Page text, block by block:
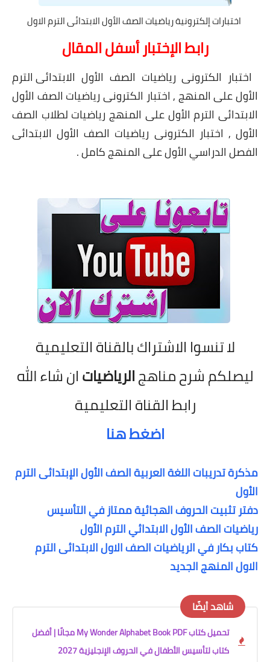
اختبارات إلكترونية رياضيات الصف الأول الابتدائى الترم الاول
رابط الإختبار أسفل المقال
اختبار الكترونى رياضيات الصف الأول الابتدائى الترم
الأول على المنهج , اختبار الكترونى رياضيات الصف الأول
الابتدائى الترم الأول على المنهج رياضيات لطلاب الصف
الأول , اختبار الكترونى رياضيات الصف الأول الابتدائى
الفصل الدراسي الأول على المنهج كامل .
لا تنسوا الاشتراك بالقناة التعليمية
ليصلكم شرح مناهجالرياضياتان شاء الله
رابط القناة التعليمية
اضغط هنا
مذكرة تدريبات اللغة العربية الصف الأول الإبتدائى الترم
الأول
دفتر تثبيت الحروف الهجائية ممتاز في التأسيس
رياضيات الصف الأول الابتدائي الترم الأول
كتاب بكار في الرياضيات الصف الاول الابتدائى الترم
الاول المنهج الجديد
شاهد أيضًا
تحميل كتاب My Wonder Alphabet Book PDF مجانًا | أفضل
كتاب لتأسيس الأطفال في الحروف الإنجليزية 2027